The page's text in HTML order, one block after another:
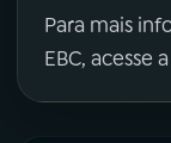
Para mais
EBC, acesse